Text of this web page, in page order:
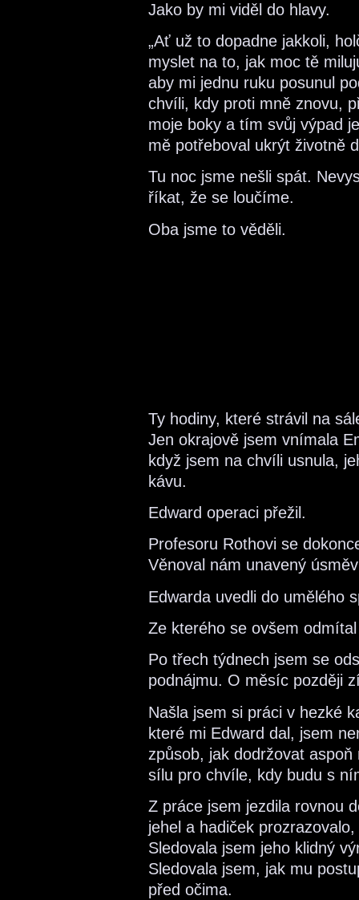
Jako by mi viděl do hlavy.
„Ať už to dopadne jakkoli,
myslet na to, jak moc tě
aby mi jednu ruku posunul
chvíli, kdy proti mně znovu,
moje boky a tím svůj výpad
mě potřeboval ukrýt životně
Tu noc jsme nešli spát.
říkat, že se loučíme.
Oba jsme to věděli.
Ty hodiny, které strávil na
Jen okrajově jsem vnímala
když jsem na chvíli usnula,
kávu.
Edward operaci přežil.
Profesoru Rothovi se
Věnoval nám unavený
Edwarda uvedli do umělého
Ze kterého se ovšem
Po třech týdnech jsem se
podnájmu. O měsíc později
Našla jsem si práci v hezké
které mi Edward dal, jsem
způsob, jak dodržovat
sílu pro chvíle, kdy budu s
Z práce jsem jezdila rovnou
jehel a hadiček
Sledovala jsem jeho klidný
Sledovala jsem, jak mu
před očima.